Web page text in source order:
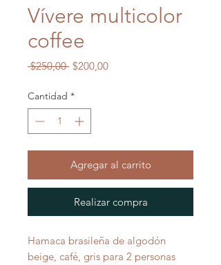
Vívere multicolor
coffee
$250,00 Precio
$200,00Precio
Cantidad *
Agregar al carrito
Realizar compra
Hamaca brasileña de algodón
beige, café, gris para 2 personas